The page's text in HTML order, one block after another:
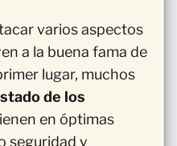
varios aspectos
a la buena fama de
lugar, muchos
de los
en óptimas
seguridad y